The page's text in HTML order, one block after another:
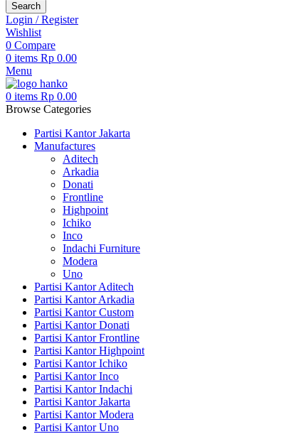
Search
Login / Register
Wishlist
0 Compare
0 items Rp 0.00
Menu
0 items Rp 0.00
Browse Categories
Partisi Kantor Jakarta
Manufactures
Aditech
Arkadia
Donati
Frontline
Highpoint
Ichiko
Inco
Indachi Furniture
Modera
Uno
Partisi Kantor Aditech
Partisi Kantor Arkadia
Partisi Kantor Custom
Partisi Kantor Donati
Partisi Kantor Frontline
Partisi Kantor Highpoint
Partisi Kantor Ichiko
Partisi Kantor Inco
Partisi Kantor Indachi
Partisi Kantor Jakarta
Partisi Kantor Modera
Partisi Kantor Uno